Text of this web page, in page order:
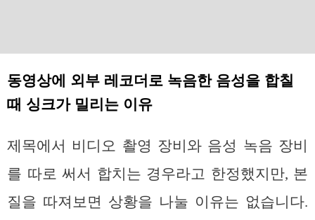
동영상에 외부 레코더로 녹음한 음성을 합칠
때 싱크가 밀리는 이유
제목에서 비디오 촬영 장비와 음성 녹음 장비
를 따로 써서 합치는 경우라고 한정했지만, 본
질을 따져보면 상황을 나눌 이유는 없습니다.